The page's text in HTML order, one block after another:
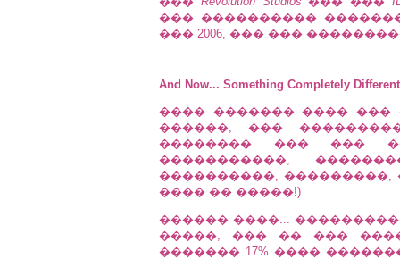
��� ����������
��� 2006, ��� ���
And Now... Something Completely
���� ������� ���� ���
������, ���
�������� ��� ���
�����������,
����������, ���������,
���� �� �����!)
������ ����...
�����, ��� �� ���
������� 17% ����